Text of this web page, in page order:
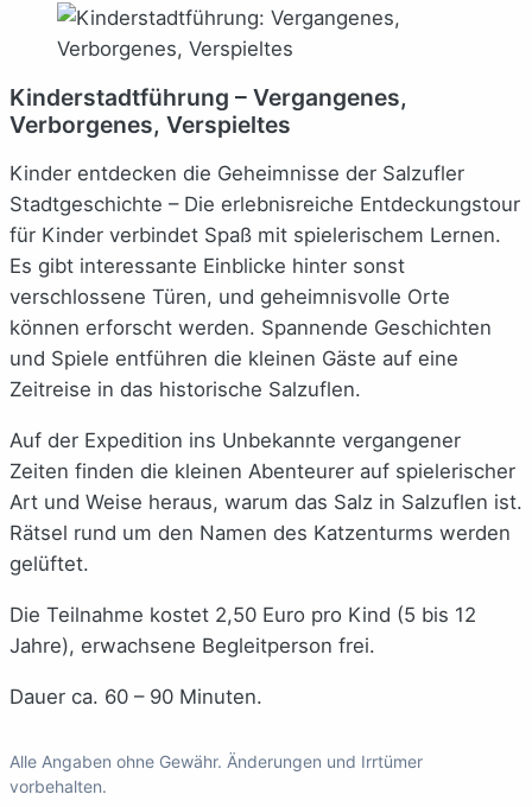
Kinderstadtführung – Vergangenes,
Verborgenes, Verspieltes
Kinder entdecken die Geheimnisse der Salzufler
Stadtgeschichte – Die erlebnisreiche Entdeckungstour
für Kinder verbindet Spaß mit spielerischem Lernen.
Es gibt interessante Einblicke hinter sonst
verschlossene Türen, und geheimnisvolle Orte
können erforscht werden. Spannende Geschichten
und Spiele entführen die kleinen Gäste auf eine
Zeitreise in das historische Salzuflen.
Auf der Expedition ins Unbekannte vergangener
Zeiten finden die kleinen Abenteurer auf spielerischer
Art und Weise heraus, warum das Salz in Salzuflen ist.
Rätsel rund um den Namen des Katzenturms werden
gelüftet.
Die Teilnahme kostet 2,50 Euro pro Kind (5 bis 12
Jahre), erwachsene Begleitperson frei.
Dauer ca. 60 – 90 Minuten.
Alle Angaben ohne Gewähr. Änderungen und Irrtümer
vorbehalten.